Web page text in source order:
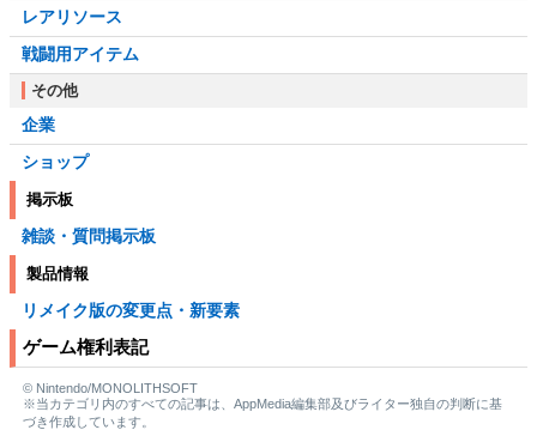
レアリソース
戦闘用アイテム
その他
企業
ショップ
掲示板
雑談・質問掲示板
製品情報
リメイク版の変更点・新要素
ゲーム権利表記
© Nintendo/MONOLITHSOFT
※当カテゴリ内のすべての記事は、AppMedia編集部及びライター独自の判断に基
づき作成しています。